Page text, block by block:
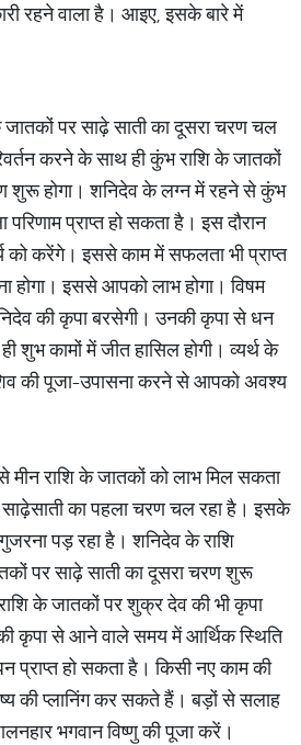
रहने वाला है। आइए, इसके बारे में
पर साढ़े साती का दूसरा चरण चल
करने के साथ ही कुंभ राशि के जातकों
शुरू होगा। शनिदेव के लग्न में रहने से कुंभ
प्राप्त हो सकता है। इस दौरान
को करेंगे। इससे काम में सफलता भी प्राप्त
होगा। इससे आपको लाभ होगा। विषम
की कृपा बरसेगी। उनकी कृपा से धन
शुभ कामों में जीत हासिल होगी। व्यर्थ के
की पूजा-उपासना करने से आपको अवश्य
मीन राशि के जातकों को लाभ मिल सकता
का पहला चरण चल रहा है। इसके
पड़ रहा है। शनिदेव के राशि
पर साढ़े साती का दूसरा चरण शुरू
के जातकों पर शुक्र देव की भी कृपा
कृपा से आने वाले समय में आर्थिक स्थिति
हो सकता है। किसी नए काम की
की प्लानिंग कर सकते हैं। बड़ों से सलाह
भगवान विष्णु की पूजा करें।